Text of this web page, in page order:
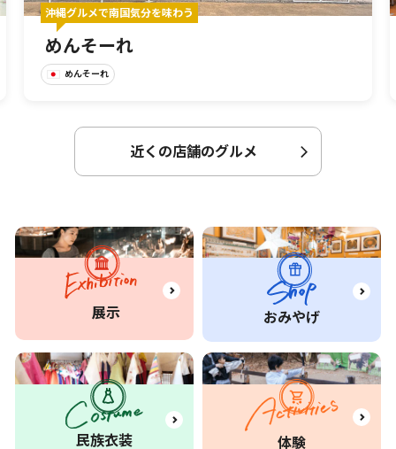
沖縄グルメで南国気分を味わう
めんそーれ
めんそーれ
近くの店舗のグルメ
展示 おみやげ
民族衣装 体験